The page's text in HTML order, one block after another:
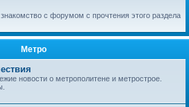
с форумом с прочтения этого раздела
Метро
новости о метрополитене и метрострое.